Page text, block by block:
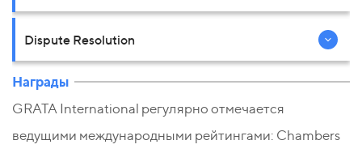
Dispute Resolution
Награды
GRATA International регулярно отмечается
ведущими международными рейтингами: Chambers